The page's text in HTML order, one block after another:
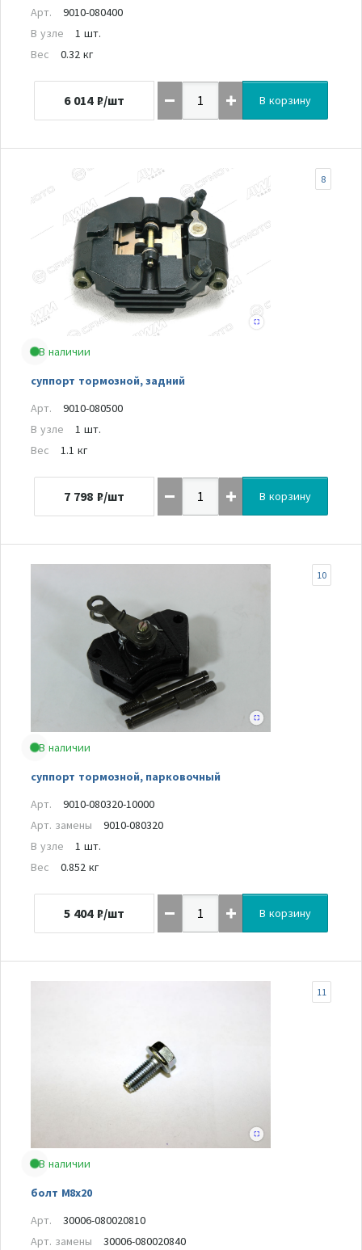
Арт.
9010-080400
В узле
1 шт.
Вес
0.32 кг
6 014 ₽/шт В корзину
В наличии
суппорт тормозной, задний
8
Арт.
9010-080500
В узле
1 шт.
Вес
1.1 кг
7 798 ₽/шт В корзину
В наличии
суппорт тормозной, парковочный
10
Арт.
9010-080320-10000
Арт. замены
9010-080320
В узле
1 шт.
Вес
0.852 кг
5 404 ₽/шт В корзину
В наличии
болт M8x20
11
Арт.
30006-080020810
Арт. замены
30006-080020840